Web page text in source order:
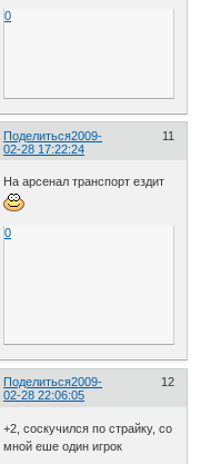
0
Поделиться 11
2009-
02-28 17:22:24
На арсенал транспорт ездит
0
Поделиться 12
2009-
02-28 22:06:05
+2, соскучился по страйку, со
мной еше один игрок